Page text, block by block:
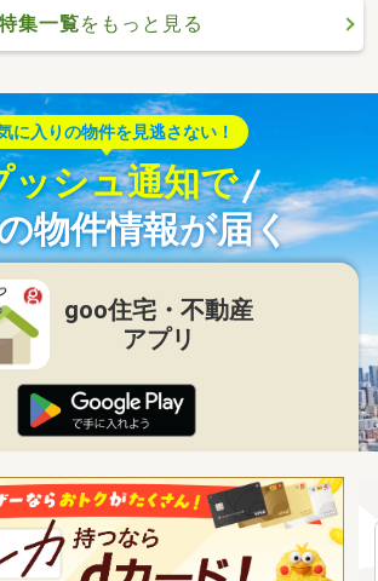
集一覧をもっと見る
に入りの物件を見逃さない！
ッシュ通知で
物件情報が届く
goo住宅・不動産
アプリ